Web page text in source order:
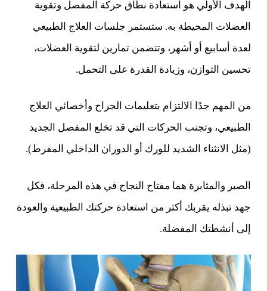
الهدف الأولي هو استعادة نطاق حركة المفصل وتقوية
العضلات المحيطة به. ستستمر جلسات العلاج الطبيعي
لعدة أسابيع أو أشهر، وتتضمن تمارين لتقوية العضلات،
تحسين التوازن، وزيادة القدرة على التحمل.
من المهم جدًا الالتزام بتعليمات الجراح وأخصائي العلاج
الطبيعي، وتجنب الحركات التي قد تخلع المفصل الجديد
(مثل الانثناء الشديد للورك أو الدوران الداخلي المفرط).
الصبر والمثابرة هما مفتاح النجاح في هذه المرحلة، فكل
جهد تبذله يقربك أكثر من استعادة حركتك الطبيعية والعودة
إلى أنشطتك المفضلة.